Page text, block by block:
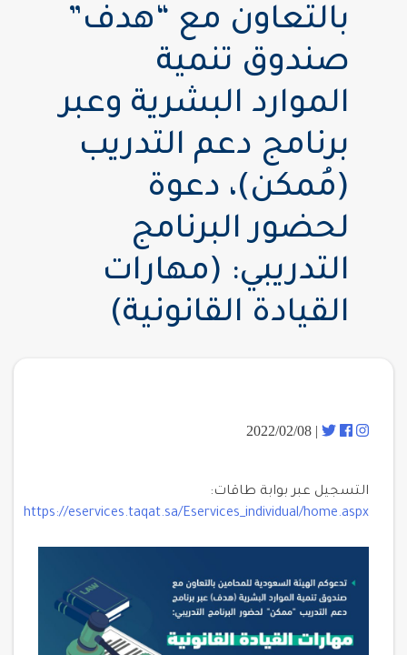
بالتعاون مع “هدف”
صندوق تنمية
الموارد البشرية وعبر
برنامج دعم التدريب
(مُمكن)، دعوة
لحضور البرنامج
التدريبي: (مهارات
القيادة القانونية)
| 2022/02/08
التسجيل عبر بوابة طاقات:
https://eservices.taqat.sa/Eservices_individual/home.aspx